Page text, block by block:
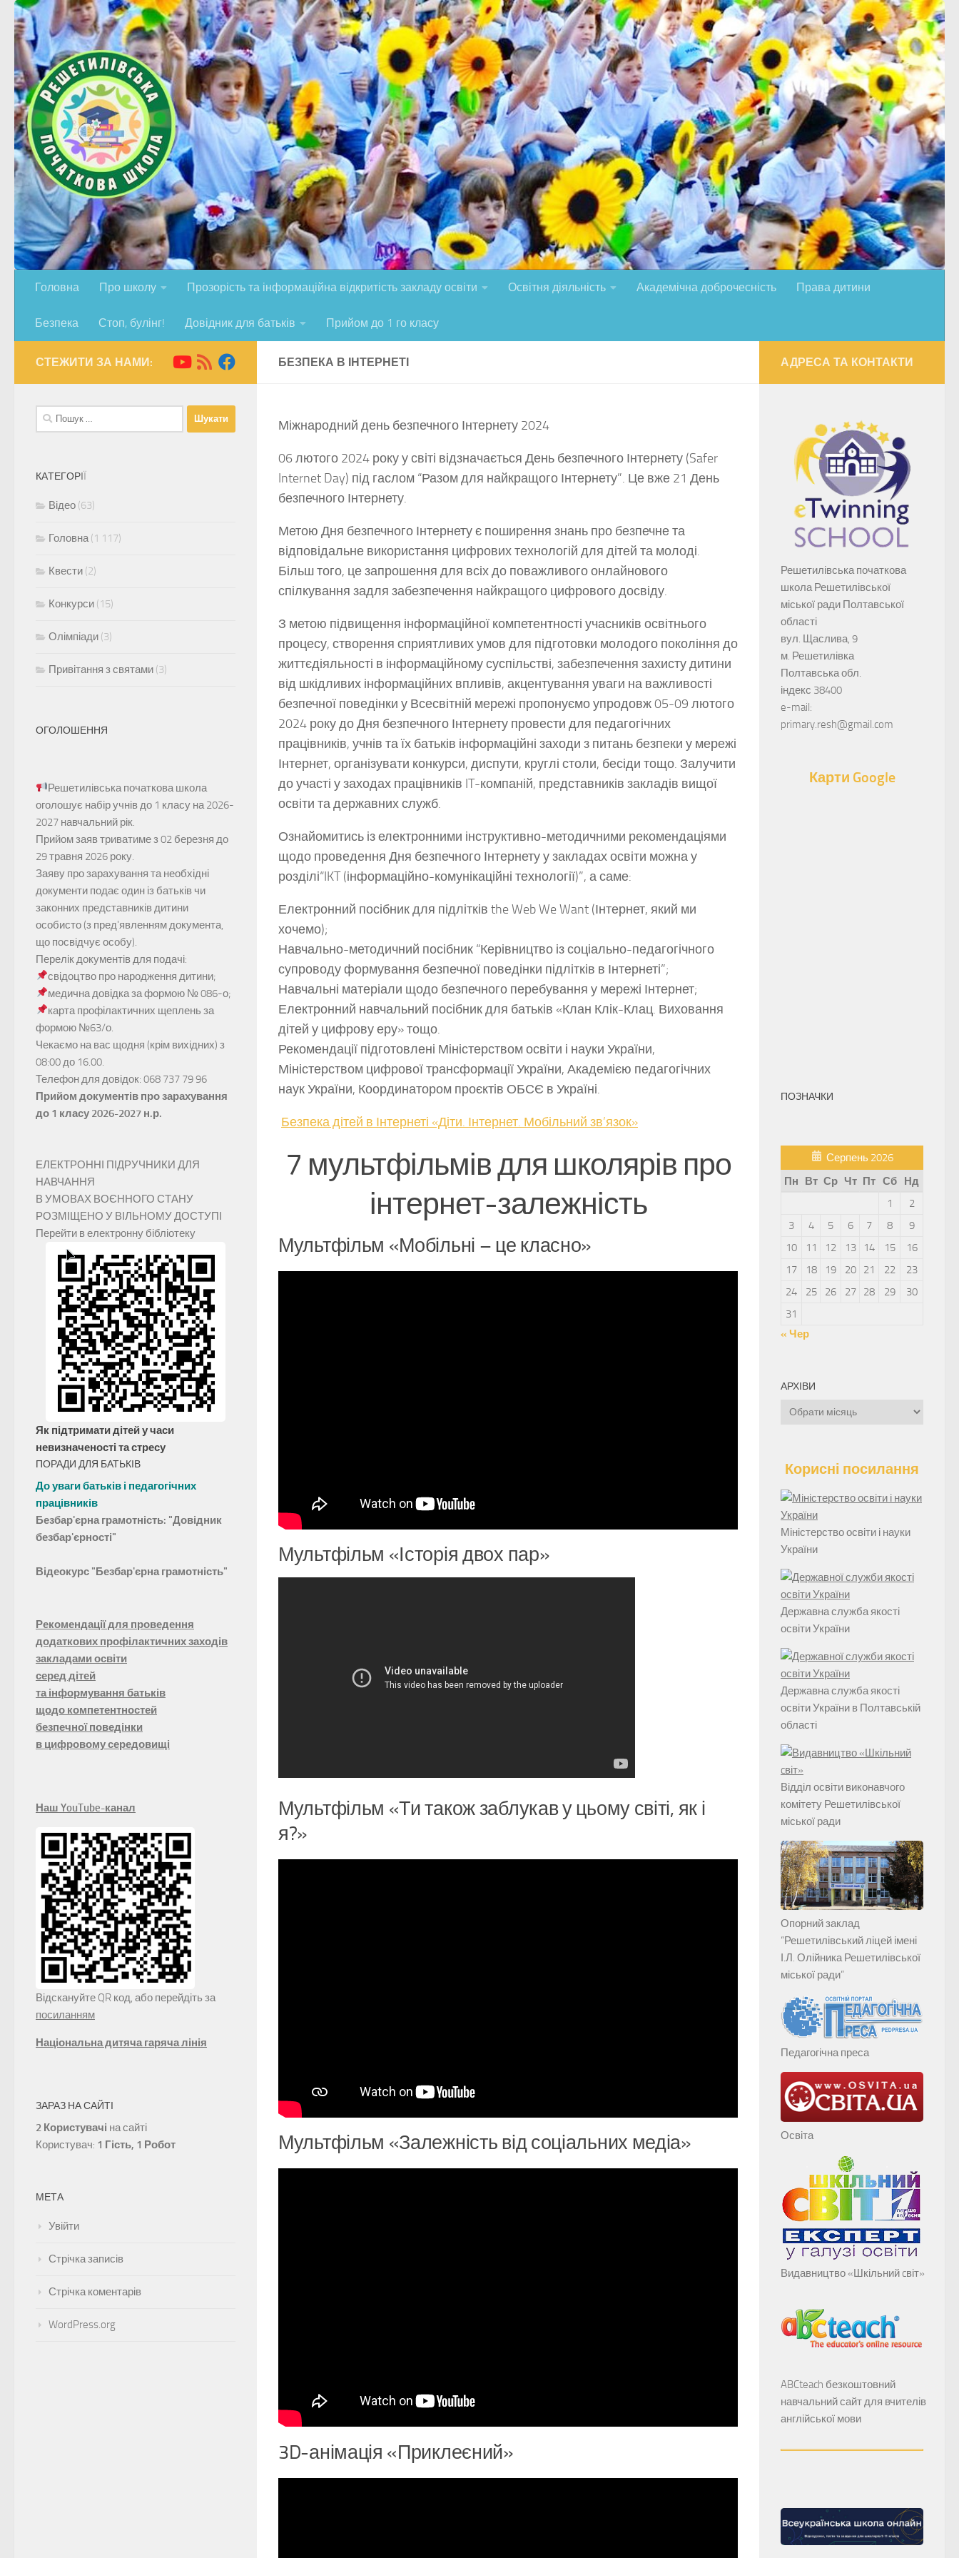
Skip to content
Головна Про школу Прозорість та інформаційна відкритість закладу освіти Освітня діяльність Академічна доброчесність Права дитини
Безпека Стоп, булінг! Довідник для батьків Прийом до 1 го класу
БЕЗПЕКА В ІНТЕРНЕТІ
Міжнародний день безпечного Інтернету 2024
06 лютого 2024 року у світі відзначається День безпечного Інтернету (Safer
Internet Day) під гаслом “Разом для найкращого Інтернету”. Це вже 21 День
безпечного Інтернету.
Метою Дня безпечного Інтернету є поширення знань про безпечне та
відповідальне використання цифрових технологій для дітей та молоді.
Більш того, це запрошення для всіх до поважливого онлайнового
спілкування задля забезпечення найкращого цифрового досвіду.
З метою підвищення інформаційної компетентності учасників освітнього
процесу, створення сприятливих умов для підготовки молодого покоління до
життєдіяльності в інформаційному суспільстві, забезпечення захисту дитини
від шкідливих інформаційних впливів, акцентування уваги на важливості
безпечної поведінки у Всесвітній мережі пропонуємо упродовж 05-09 лютого
2024 року до Дня безпечного Інтернету провести для педагогічних
працівників, учнів та їх батьків інформаційні заходи з питань безпеки у мережі
Інтернет, організувати конкурси, диспути, круглі столи, бесіди тощо. Залучити
до участі у заходах працівників IT-компаній, представників закладів вищої
освіти та державних служб.
Ознайомитись із електронними інструктивно-методичними рекомендаціями
щодо проведення Дня безпечного Інтернету у закладах освіти можна у
розділі“IKT (інформаційно-комунікаційні технології)”, а саме:
Електронний посібник для підлітків the Web We Want (Інтернет, який ми
хочемо);
Навчально-методичний посібник “Керівництво із соціально-педагогічного
супроводу формування безпечної поведінки підлітків в Інтернеті”;
Навчальні матеріали щодо безпечного перебування у мережі Інтернет;
Електронний навчальний посібник для батьків «Клан Клік-Клац. Виховання
дітей у цифрову еру» тощо.
Рекомендації підготовлені Міністерством освіти і науки України,
Міністерством цифрової трансформації України, Академією педагогічних
наук України, Координатором проєктів ОБСЄ в Україні.
Безпека дітей в Інтернеті «Діти. Інтернет. Мобільний зв’язок»
7 мультфільмів для школярів про
інтернет-залежність
Мультфільм «Мобільні – це класно»
Мультфільм «Історія двох пар»
Мультфільм «Ти також заблукав у цьому світі, як і
я?»
Мультфільм «Залежність від соціальних медіа»
3D-анімація «Приклеєний»
СТЕЖИТИ ЗА НАМИ:
Пошук:
КАТЕГОРІЇ
Відео (63)
Головна(1 117)
Квести (2)
Конкурси (15)
Олімпіади (3)
Привітання з святами (3)
ОГОЛОШЕННЯ
Решетилівська початкова школа
оголошує набір учнів до 1 класу на 2026-
2027 навчальний рік.
Прийом заявтриватиме з 02 березня до
29 травня 2026 року.
Заяву про зарахування та необхідні
документи подає один із батьків чи
законних представників дитини
особисто (з пред'явленням документа,
що посвідчує особу).
Перелік документів для подачі:
свідоцтво про народження дитини;
медична довідка за формою № 086-о;
карта профілактичних щеплень за
формою №63/о.
Чекаємо на вас щодня (крім вихідних) з
08:00 до 16.00.
Телефон для довідок: 068 737 79 96
Прийом документів про зарахування
до 1 класу 2026-2027 н.р.
ЕЛЕКТРОННІ ПІДРУЧНИКИ ДЛЯ
НАВЧАННЯ
В УМОВАХ ВОЄННОГО СТАНУ
РОЗМІЩЕНО У ВІЛЬНОМУ ДОСТУПІ
Перейти в електронну бібліотеку
Як підтримати дітей у часи
невизначеності та стресу
ПОРАДИ ДЛЯ БАТЬКІВ
До уваги батьків і педагогічних
працівників
Безбар'єрна грамотність: "Довідник
безбар'єрності"
Відеокурс "Безбар'єрна грамотність"
Рекомендації для проведення
додаткових профілактичних заходів
закладами освіти
серед дітей
та інформування батьків
щодо компетентностей
безпечної поведінки
в цифровому середовищі
Наш YouTube-канал
Відскануйте QR код, або перейдіть за
посиланням
Національна дитяча гаряча лінія
ЗАРАЗ НА САЙТІ
2 Користувачі на сайті
Користувач: 1 Гість, 1 Робот
МЕТА
Увійти
Стрічка записів
Стрічка коментарів
WordPress.org
АДРЕСА ТА КОНТАКТИ
Решетилівська початкова
школа Решетилівської
міської ради Полтавської
області
вул. Щаслива, 9
м. Решетилівка
Полтавська обл.
індекс 38400
e-mail:
primary.resh@gmail.com
Карти Google
ПОЗНАЧКИ
Серпень 2026
Пн
Вт Ср Чт Пт Сб
Нд
1
2
3
4 5 6 7 8
9
10
11 12 13 14 15
16
17
18 19 20 21 22
23
24
25 26 27 28 29
30
31
« Чер
АРХІВИ
Архіви
Корисні посилання
Міністерство освіти і науки
України
Державна служба якості
освіти України
Державна служба якості
освіти України в Полтавській
області
Відділ освіти виконавчого
комітету Решетилівської
міської ради
Опорний заклад
“Решетилівський ліцей імені
І.Л. Олійника Решетилівської
міської ради”
Педагогічна преса
Освіта
Видавництво «Шкільний cвіт»
ABCteach безкоштовний
навчальний сайт для вчителів
англійської мови